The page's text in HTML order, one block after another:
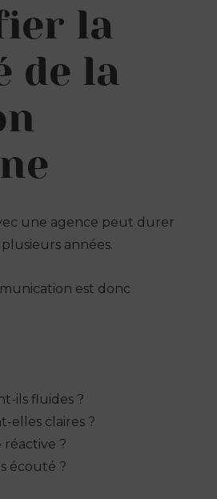
la
de la
une agence peut durer
années.
est donc
ils fluides ?
elles claires ?
réactive ?
écouté ?